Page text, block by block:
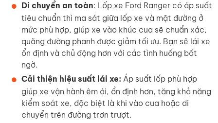
Di chuyển an toàn: Lốp xe Ford Ranger có áp suất
tiêu chuẩn thì ma sát giữa lốp xe và mặt đường ở
mức phù hợp, giúp xe vào khúc cua sẽ chuẩn xác,
quãng đường phanh được giảm tối ưu. Bạn sẽ lái xe
ổn định và chủ động hơn với các tình huống bất
ngờ.
Cải thiện hiệu suất lái xe: Áp suất lốp phù hợp
giúp xe vận hành êm ái, ổn định hơn, tăng khả năng
kiểm soát xe, đặc biệt là khi vào cua hoặc di
chuyển trên đường trơn trượt.